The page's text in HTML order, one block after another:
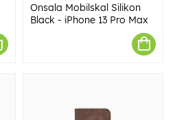
Onsala Mobilskal Silikon
Black - iPhone 13 Pro Max